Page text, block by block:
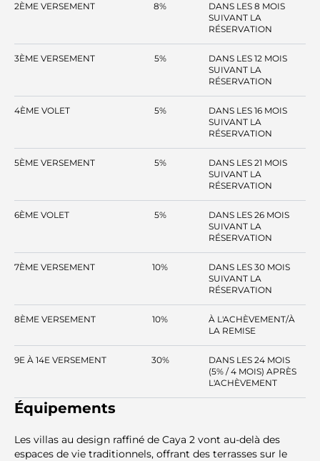
2ÈME VERSEMENT 8%
DANS LES 8 MOIS
SUIVANT LA
RÉSERVATION
3ÈME VERSEMENT 5%
DANS LES 12 MOIS
SUIVANT LA
RÉSERVATION
4ÈME VOLET 5%
DANS LES 16 MOIS
SUIVANT LA
RÉSERVATION
5ÈME VERSEMENT 5%
DANS LES 21 MOIS
SUIVANT LA
RÉSERVATION
6ÈME VOLET 5%
DANS LES 26 MOIS
SUIVANT LA
RÉSERVATION
7ÈME VERSEMENT 10%
DANS LES 30 MOIS
SUIVANT LA
RÉSERVATION
8ÈME VERSEMENT 10%
À L'ACHÈVEMENT/À
LA REMISE
9E À 14E VERSEMENT 30%
DANS LES 24 MOIS
(5% / 4 MOIS) APRÈS
L'ACHÈVEMENT
Équipements
Les villas au design raffiné de Caya 2 vont au-delà des
espaces de vie traditionnels, offrant des terrasses sur le